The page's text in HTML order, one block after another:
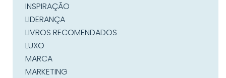
INSPIRAÇÃO
LIDERANÇA
LIVROS RECOMENDADOS
LUXO
MARCA
MARKETING